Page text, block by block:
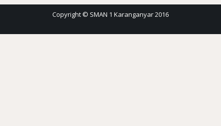
Copyright © SMAN 1 Karanganyar 2016